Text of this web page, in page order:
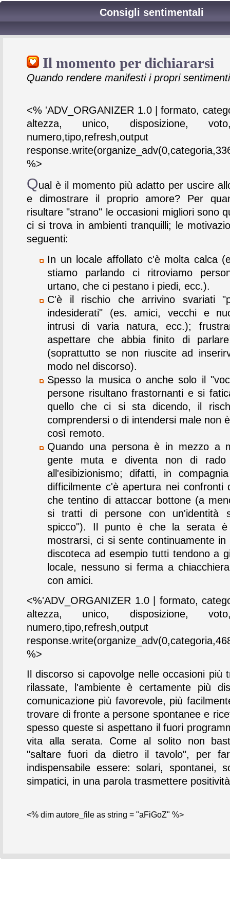
Consigli sentimentali
Il momento per dichiararsi
Quando rendere manifesti i propri sentimenti
<% 'ADV_ORGANIZER 1.0 | formato,
altezza, unico, disposizione,
numero,tipo,refresh,output
%>
Qual è il momento più adatto per uscire
e dimostrare il proprio amore? Per
risultare "strano" le occasioni migliori sono
ci si trova in ambienti tranquilli; le
seguenti:
In un locale affollato c'è molta calca
stiamo parlando ci ritroviamo
urtano, che ci pestano i piedi, ecc.).
C'è il rischio che arrivino svariati
indesiderati" (es. amici, vecchi e
intrusi di varia natura, ecc.);
aspettare che abbia finito di
(soprattutto se non riuscite ad
modo nel discorso).
Spesso la musica o anche solo il
persone risultano frastornanti e si
quello che ci si sta dicendo, il
comprendersi o di intendersi male non
così remoto.
Quando una persona è in mezzo a
gente muta e diventa non di rado
all'esibizionismo; difatti, in
difficilmente c'è apertura nei confronti
che tentino di attaccar bottone (a
si tratti di persone con un'identità
spicco"). Il punto è che la serata
mostrarsi, ci si sente continuamente in
discoteca ad esempio tutti tendono a
locale, nessuno si ferma a
con amici.
<%'ADV_ORGANIZER 1.0 | formato,
altezza, unico, disposizione,
numero,tipo,refresh,output
%>
Il discorso si capovolge nelle occasioni più
rilassate, l'ambiente è certamente più
comunicazione più favorevole, più
trovare di fronte a persone spontanee e
spesso queste si aspettano il fuori
vita alla serata. Come al solito non
"saltare fuori da dietro il tavolo", per
indispensabile essere: solari, spontanei,
simpatici, in una parola trasmettere
<% dim autore_file as string = "aFiGoZ" %>